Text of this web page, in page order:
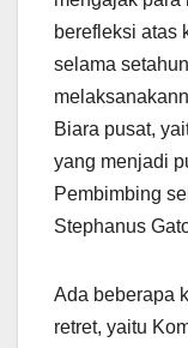
berefleksi atas
selama
Biara pusat,
yang menjadi
Pembimbing
Stephanus
Ada beberapa
retret, yaitu